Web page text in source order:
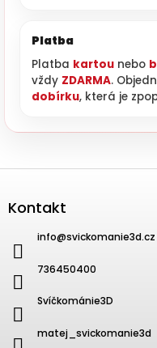
Platba
Platba kartou nebo
vždy ZDARMA.
dobírku, která je
Kontakt
info@svickomanie3d.cz
736450400
Svíčkománie3D
matej_svickomanie3d